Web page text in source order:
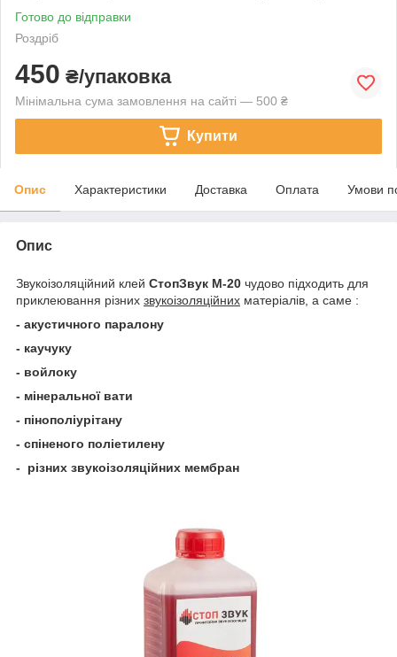
Готово до відправки
Роздріб
450 ₴/упаковка
Мінімальна сума замовлення на сайті — 500 ₴
Купити
Опис Характеристики Доставка Оплата Умови
Опис
Звукоізоляційний клей СтопЗвук М-20 чудово підходить для
приклеювання різних звукоізоляційних матеріалів, а саме :
- акустичного паралону
- каучуку
- войлоку
- мінеральної вати
- пінополіурітану
- спіненого поліетилену
- різних звукоізоляційних мембран